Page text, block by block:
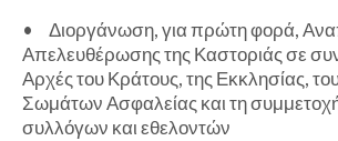
•
Διοργάνωση, για πρώτη φορά,
Απελευθέρωσης της Καστοριάς σε
Αρχές του Κράτους, της Εκκλησίας,
Σωμάτων Ασφαλείας και τη
συλλόγων και εθελοντών